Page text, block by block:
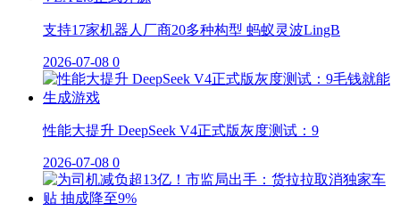
支持17家机器人厂商20多种构型 蚂蚁灵波LingB
2026-07-08 0
性能大提升 DeepSeek V4正式版灰度测试：9
2026-07-08 0